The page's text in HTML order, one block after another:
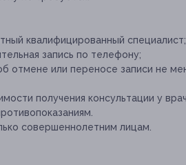
квалифицированный специалист;
запись по телефону;
отмене или переносе записи не
получения консультации у
совершеннолетним лицам.